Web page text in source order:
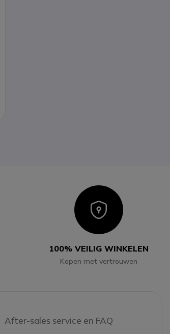
Icon
100% VEILIG WINKELEN
Kopen met vertrouwen
After-sales service en FAQ